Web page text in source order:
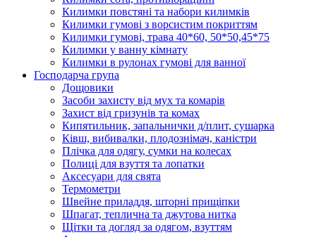
Килимки повстяні та набори килимків
Килимки гумові з ворсистим покриттям
Килимки гумові, трава 40*60, 50*50,45*75
Килимки у ванну кімнату
Килимки в рулонах гумові для ванної
Господарча група
Дощовики
Засоби захисту від мух та комарів
Захист від гризунів та комах
Кипятильник, запальнички д/плит, сушарка
Ківш, вибивалки, плодознімач, каністри
Плічка для одягу, сумки на колесах
Полиці для взуття та лопатки
Аксесуари для свята
Термометри
Швейне приладдя, шторні прищіпки
Шпагат, теплична та джутова нитка
Щітки та догляд за одягом, взуттям